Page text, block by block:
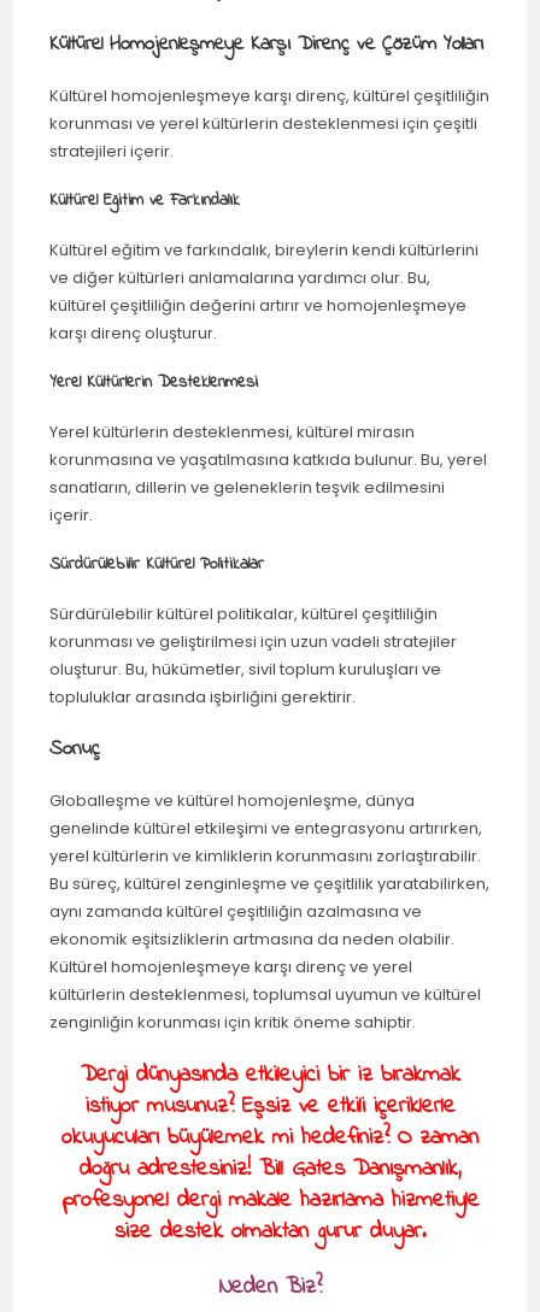
Kültürel Homojenleşmeye Karşı Direnç ve Çözüm Yolları
Kültürel homojenleşmeye karşı direnç, kültürel çeşitliliğin
korunması ve yerel kültürlerin desteklenmesi için çeşitli
stratejileri içerir.
Kültürel Eğitim ve Farkındalık
Kültürel eğitim ve farkındalık, bireylerin kendi kültürlerini
ve diğer kültürleri anlamalarına yardımcı olur. Bu,
kültürel çeşitliliğin değerini artırır ve homojenleşmeye
karşı direnç oluşturur.
Yerel Kültürlerin Desteklenmesi
Yerel kültürlerin desteklenmesi, kültürel mirasın
korunmasına ve yaşatılmasına katkıda bulunur. Bu, yerel
sanatların, dillerin ve geleneklerin teşvik edilmesini
içerir.
Sürdürülebilir Kültürel Politikalar
Sürdürülebilir kültürel politikalar, kültürel çeşitliliğin
korunması ve geliştirilmesi için uzun vadeli stratejiler
oluşturur. Bu, hükümetler, sivil toplum kuruluşları ve
topluluklar arasında işbirliğini gerektirir.
Sonuç
Globalleşme ve kültürel homojenleşme, dünya
genelinde kültürel etkileşimi ve entegrasyonu artırırken,
yerel kültürlerin ve kimliklerin korunmasını zorlaştırabilir.
Bu süreç, kültürel zenginleşme ve çeşitlilik yaratabilirken,
aynı zamanda kültürel çeşitliliğin azalmasına ve
ekonomik eşitsizliklerin artmasına da neden olabilir.
Kültürel homojenleşmeye karşı direnç ve yerel
kültürlerin desteklenmesi, toplumsal uyumun ve kültürel
zenginliğin korunması için kritik öneme sahiptir.
Dergi dünyasında etkileyici bir iz bırakmak
istiyor musunuz? Eşsiz ve etkili içeriklerle
okuyucuları büyülemek mi hedefiniz? O zaman
doğru adrestesiniz! Bill Gates Danışmanlık,
profesyonel dergi makale hazırlama hizmetiyle
size destek olmaktan gurur duyar.
Neden Biz?